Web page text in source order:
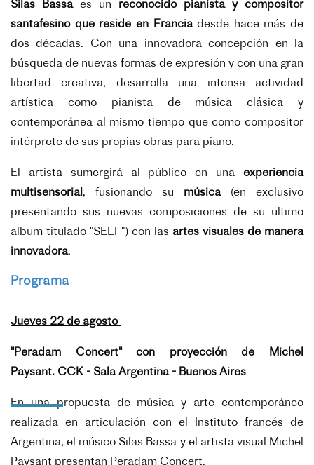
Silas Bassaes un reconocido pianista y compositor
santafesino que reside en Franciadesde hace más de
dos décadas. Con una innovadora concepción en la
búsqueda de nuevas formas de expresión y con una gran
libertad creativa, desarrolla una intensa actividad
artística como pianista de música clásica y
contemporánea al mismo tiempo que como compositor
intérprete de sus propias obras para piano.
El artista sumergirá al público en una experiencia
multisensorial , fusionando su música(en exclusivo
presentando sus nuevas composiciones de su ultimo
album titulado "SELF") con las artes visuales de manera
innovadora.
Programa
Jueves 22 de agosto
"Peradam Concert" con proyección de Michel
Paysant. CCK - Sala Argentina - Buenos Aires
En una propuesta de música y arte contemporáneo
realizada en articulación con el Instituto francés de
Argentina, el músico Silas Bassa y el artista visual Michel
Paysant presentan Peradam Concert.